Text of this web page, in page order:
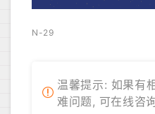
N-29
温馨提示: 如果有
难问题, 可在线咨